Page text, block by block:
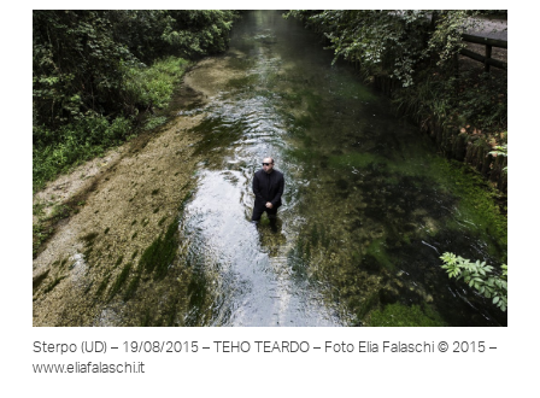
Sterpo (UD) – 19/08/2015 – TEHO TEARDO – Foto Elia Falaschi © 2015 –
www.eliafalaschi.it